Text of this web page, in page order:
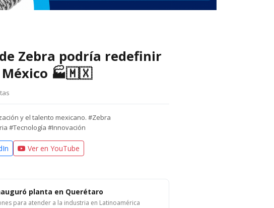
Zebra podría redefinir
México 🏭🇲🇽
y el talento mexicano. #Zebra
#Tecnología #Innovación
Ver en YouTube
planta en Querétaro
para atender a la industria en Latinoamérica